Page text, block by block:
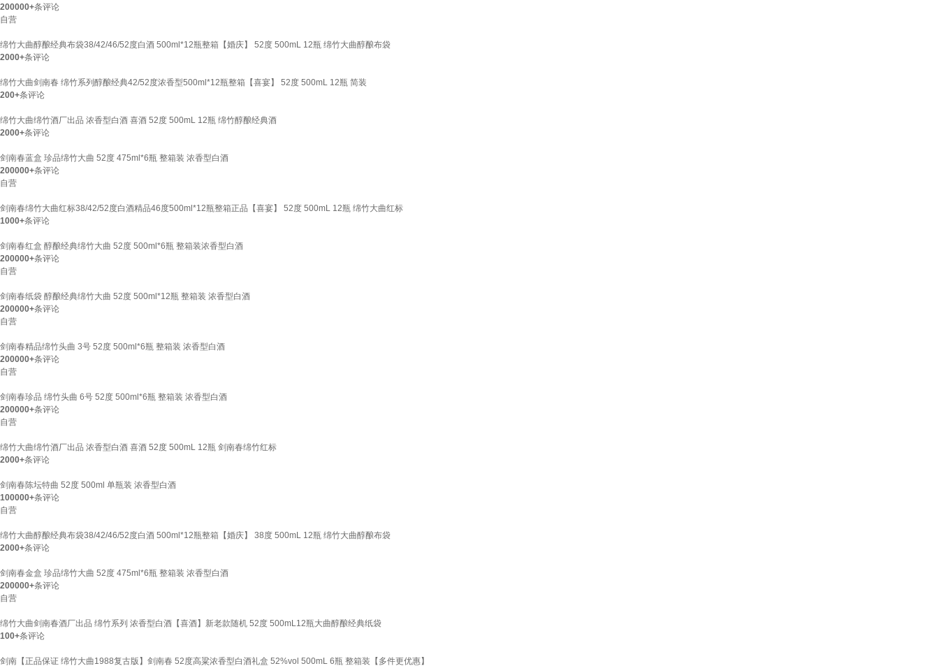
200000+条评论
自营
绵竹大曲醇酿经典布袋38/42/46/52度白酒 500ml*12瓶整箱【婚庆】 52度 500mL 12瓶 绵竹大曲醇酿布袋
2000+条评论
绵竹大曲剑南春 绵竹系列醇酿经典42/52度浓香型500ml*12瓶整箱【喜宴】 52度 500mL 12瓶 简装
200+条评论
绵竹大曲绵竹酒厂出品 浓香型白酒 喜酒 52度 500mL 12瓶 绵竹醇酿经典酒
2000+条评论
剑南春蓝盒 珍品绵竹大曲 52度 475ml*6瓶 整箱装 浓香型白酒
200000+条评论
自营
剑南春绵竹大曲红标38/42/52度白酒精品46度500ml*12瓶整箱正品【喜宴】 52度 500mL 12瓶 绵竹大曲红标
1000+条评论
剑南春红盒 醇酿经典绵竹大曲 52度 500ml*6瓶 整箱装浓香型白酒
200000+条评论
自营
剑南春纸袋 醇酿经典绵竹大曲 52度 500ml*12瓶 整箱装 浓香型白酒
200000+条评论
自营
剑南春精品绵竹头曲 3号 52度 500ml*6瓶 整箱装 浓香型白酒
200000+条评论
自营
剑南春珍品 绵竹头曲 6号 52度 500ml*6瓶 整箱装 浓香型白酒
200000+条评论
自营
绵竹大曲绵竹酒厂出品 浓香型白酒 喜酒 52度 500mL 12瓶 剑南春绵竹红标
2000+条评论
剑南春陈坛特曲 52度 500ml 单瓶装 浓香型白酒
100000+条评论
自营
绵竹大曲醇酿经典布袋38/42/46/52度白酒 500ml*12瓶整箱【婚庆】 38度 500mL 12瓶 绵竹大曲醇酿布袋
2000+条评论
剑南春金盒 珍品绵竹大曲 52度 475ml*6瓶 整箱装 浓香型白酒
200000+条评论
自营
绵竹大曲剑南春酒厂出品 绵竹系列 浓香型白酒【喜酒】新老款随机 52度 500mL12瓶大曲醇酿经典纸袋
100+条评论
剑南【正品保证 绵竹大曲1988复古版】剑南春 52度高粱浓香型白酒礼盒 52%vol 500mL 6瓶 整箱装【多件更优惠】